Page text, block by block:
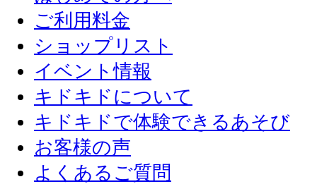
ご利用料金
ショップリスト
イベント情報
キドキドについて
キドキドで体験できるあそび
お客様の声
よくあるご質問